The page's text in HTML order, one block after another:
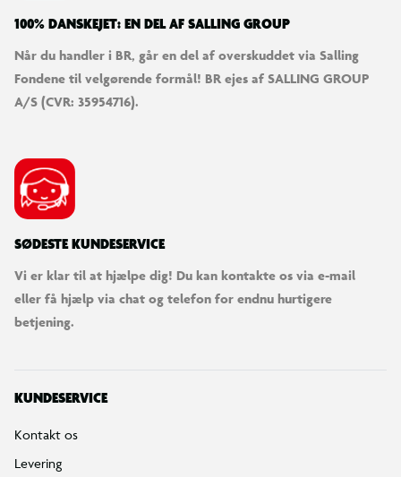
100% DANSKEJET: EN DEL AF SALLING GROUP
Når du handler i BR, går en del af overskuddet via Salling
Fondene til velgørende formål! BR ejes af SALLING GROUP
A/S (CVR: 35954716).
SØDESTE KUNDESERVICE
Vi er klar til at hjælpe dig! Du kan kontakte os via e-mail
eller få hjælp via chat og telefon for endnu hurtigere
betjening.
KUNDESERVICE
Kontakt os
Levering